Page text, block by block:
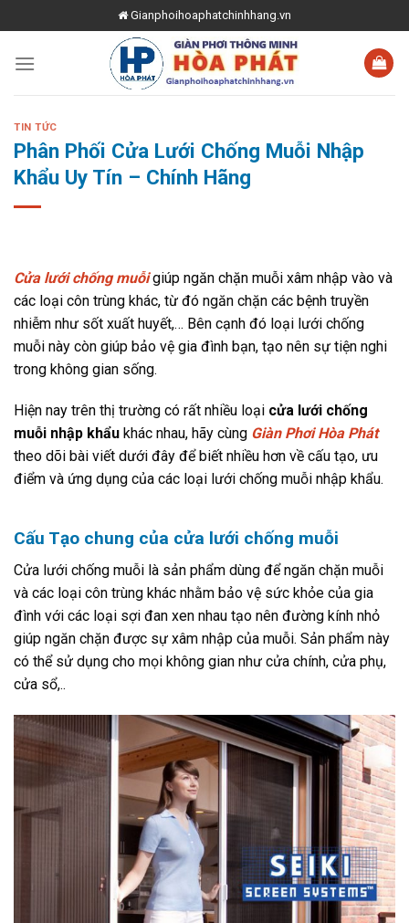
to
content
Gianphoihoaphatchinhhang.vn
TIN TỨC
Phân Phối Cửa Lưới Chống Muỗi Nhập
Khẩu Uy Tín – Chính Hãng
Cửa lưới chống muỗi giúp ngăn chặn muỗi xâm nhập vào và
các loại côn trùng khác, từ đó ngăn chặn các bệnh truyền
nhiễm như sốt xuất huyết,… Bên cạnh đó loại lưới chống
muỗi này còn giúp bảo vệ gia đình bạn, tạo nên sự tiện nghi
trong không gian sống.
Hiện nay trên thị trường có rất nhiều loại cửa lưới chống
muỗi nhập khẩu khác nhau, hãy cùng Giàn Phơi Hòa Phát
theo dõi bài viết dưới đây để biết nhiều hơn về cấu tạo, ưu
điểm và ứng dụng của các loại lưới chống muỗi nhập khẩu.
Cấu Tạo chung của cửa lưới chống muỗi
Cửa lưới chống muỗi là sản phẩm dùng để ngăn chặn muỗi
và các loại côn trùng khác nhằm bảo vệ sức khỏe của gia
đình với các loại sợi đan xen nhau tạo nên đường kính nhỏ
giúp ngăn chặn được sự xâm nhập của muỗi. Sản phẩm này
có thể sử dụng cho mọi không gian như cửa chính, cửa phụ,
cửa sổ,..